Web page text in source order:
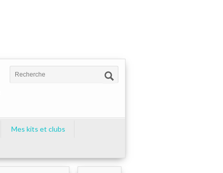
Mes kits et clubs